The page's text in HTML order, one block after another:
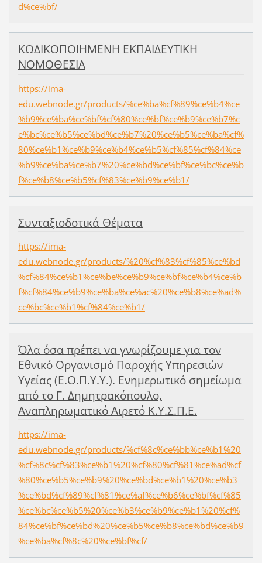
d%ce%bf/
ΚΩΔΙΚΟΠΟΙΗΜΕΝΗ ΕΚΠΑΙΔΕΥΤΙΚΗ
ΝΟΜΟΘΕΣΙΑ
https://ima-
edu.webnode.gr/products/%ce%ba%cf%89%ce%b4%ce
%b9%ce%ba%ce%bf%cf%80%ce%bf%ce%b9%ce%b7%c
e%bc%ce%b5%ce%bd%ce%b7%20%ce%b5%ce%ba%cf%
80%ce%b1%ce%b9%ce%b4%ce%b5%cf%85%cf%84%ce
%b9%ce%ba%ce%b7%20%ce%bd%ce%bf%ce%bc%ce%b
f%ce%b8%ce%b5%cf%83%ce%b9%ce%b1/
Συνταξιοδοτικά Θέματα
https://ima-
edu.webnode.gr/products/%20%cf%83%cf%85%ce%bd
%cf%84%ce%b1%ce%be%ce%b9%ce%bf%ce%b4%ce%b
f%cf%84%ce%b9%ce%ba%ce%ac%20%ce%b8%ce%ad%
ce%bc%ce%b1%cf%84%ce%b1/
Όλα όσα πρέπει να γνωρίζουμε για τον
Εθνικό Οργανισμό Παροχής Υπηρεσιών
Υγείας (Ε.Ο.Π.Υ.Υ.). Ενημερωτικό σημείωμα
από το Γ. Δημητρακόπουλο,
Αναπληρωματικό Αιρετό Κ.Υ.Σ.Π.Ε.
https://ima-
edu.webnode.gr/products/%cf%8c%ce%bb%ce%b1%20
%cf%8c%cf%83%ce%b1%20%cf%80%cf%81%ce%ad%cf
%80%ce%b5%ce%b9%20%ce%bd%ce%b1%20%ce%b3
%ce%bd%cf%89%cf%81%ce%af%ce%b6%ce%bf%cf%85
%ce%bc%ce%b5%20%ce%b3%ce%b9%ce%b1%20%cf%
84%ce%bf%ce%bd%20%ce%b5%ce%b8%ce%bd%ce%b9
%ce%ba%cf%8c%20%ce%bf%cf/